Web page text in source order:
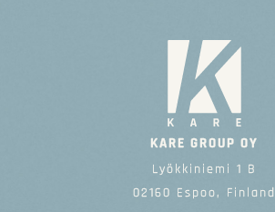
KARE GROUP OY
Lyökkiniemi 1 B
02160 Espoo, Finland